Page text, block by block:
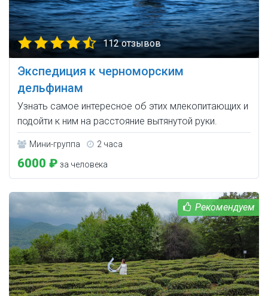
112 отзывов
Экспедиция к черноморским
дельфинам
Узнать самое интересное об этих млекопитающих и
подойти к ним на расстояние вытянутой руки.
Мини-группа 2 часа
6000 ₽ за человека